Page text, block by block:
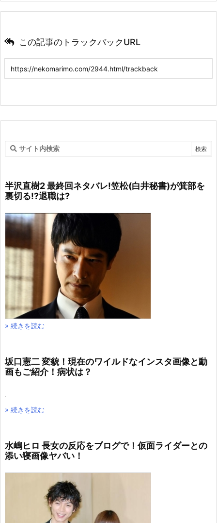
この記事のトラックバックURL
半沢直樹2 最終回ネタバレ!笠松(白井秘書)が箕部を
裏切る!?退職は?
» 続きを読む
坂口憲二 変貌！現在のワイルドなインスタ画像と動
画もご紹介！病状は？
» 続きを読む
水嶋ヒロ 長女の反応をブログで！仮面ライダーとの
添い寝画像ヤバい！